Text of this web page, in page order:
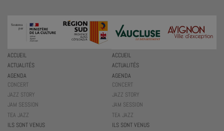
ACCUEIL
ACTUALITÉS
AGENDA
CONCERT
JAZZ STORY
JAM SESSION
TEA JAZZ
ILS SONT VENUS
ACCUEIL
ACTUALITÉS
AGENDA
CONCERT
JAZZ STORY
JAM SESSION
TEA JAZZ
ILS SONT VENUS